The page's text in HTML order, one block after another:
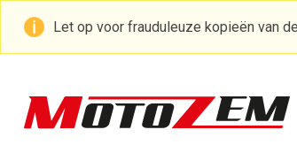
Let op voor frauduleuze kopieën van